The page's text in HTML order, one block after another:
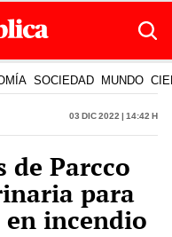
SOCIEDAD MUNDO
03 Dic 2022 | 14:42 h
de Parcco
para
en incendio